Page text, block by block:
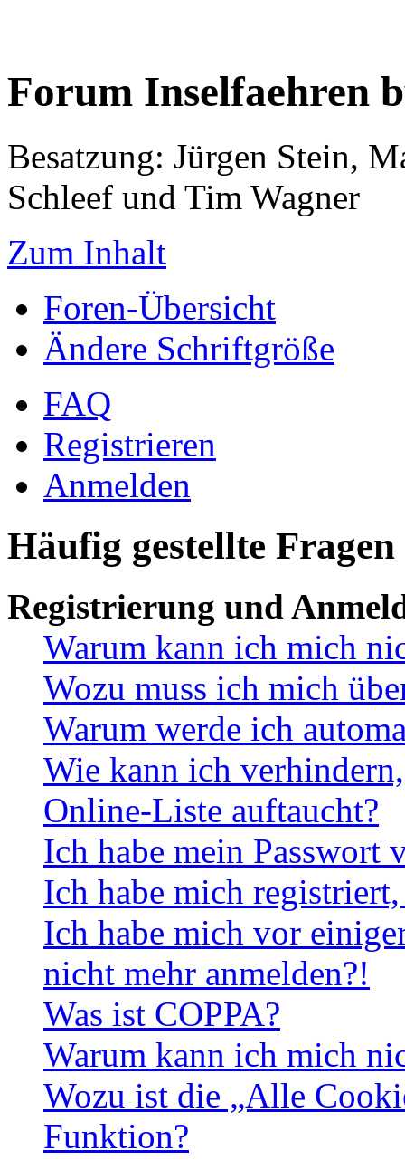
Forum Inselfaehren
Besatzung: Jürgen Stein,
Schleef und Tim Wagner
Zum Inhalt
Foren-Übersicht
Ändere Schriftgröße
FAQ
Registrieren
Anmelden
Häufig gestellte Fragen
Registrierung und
Warum kann ich mich
Wozu muss ich mich
Warum werde ich
Wie kann ich
Online-Liste auftaucht?
Ich habe mein Passwort
Ich habe mich
Ich habe mich vor
nicht mehr anmelden?!
Was ist COPPA?
Warum kann ich mich
Wozu ist die „Alle
Funktion?